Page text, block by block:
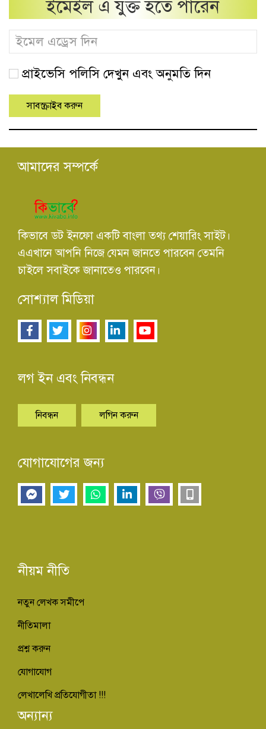
ইমেইল এ যুক্ত হতে পারেন
প্রাইভেসি পলিসি দেখুন এবং অনুমতি দিন
আমাদের সম্পর্কে
কিভাবে ডট ইনফো একটি বাংলা তথ্য শেয়ারিং সাইট।
এএখানে আপনি নিজে যেমন জানতে পারবেন তেমনি
চাইলে সবাইকে জানাতেও পারবেন।
সোশ্যাল মিডিয়া
লগ ইন এবং নিবন্ধন
নিবন্ধন লগিন করুন
যোগাযোগের জন্য
নীয়ম নীতি
নতুন লেখক সমীপে
নীতিমালা
প্রশ্ন করুন
যোগাযোগ
লেখালেখি প্রতিযোগীতা !!!
অন্যান্য